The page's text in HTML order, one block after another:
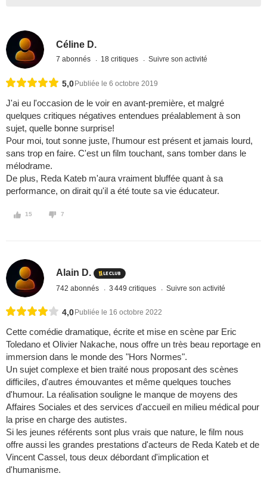
Céline D.
7 abonnés 18 critiques Suivre son activité
5,0 Publiée le 6 octobre 2019
J'ai eu l'occasion de le voir en avant-première, et malgré
quelques critiques négatives entendues préalablement à son
sujet, quelle bonne surprise!
Pour moi, tout sonne juste, l'humour est présent et jamais lourd,
sans trop en faire. C'est un film touchant, sans tomber dans le
mélodrame.
De plus, Reda Kateb m'aura vraiment bluffée quant à sa
performance, on dirait qu'il a été toute sa vie éducateur.
15 7
Alain D.
742 abonnés 3 449 critiques Suivre son activité
4,0 Publiée le 16 octobre 2022
Cette comédie dramatique, écrite et mise en scène par Eric
Toledano et Olivier Nakache, nous offre un très beau reportage en
immersion dans le monde des "Hors Normes".
Un sujet complexe et bien traité nous proposant des scènes
difficiles, d'autres émouvantes et même quelques touches
d'humour. La réalisation souligne le manque de moyens des
Affaires Sociales et des services d'accueil en milieu médical pour
la prise en charge des autistes.
Si les jeunes référents sont plus vrais que nature, le film nous
offre aussi les grandes prestations d'acteurs de Reda Kateb et de
Vincent Cassel, tous deux débordant d'implication et
d'humanisme.